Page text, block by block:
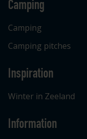
Camping
Camping
Camping pitches
Inspiration
Winter in Zeeland
Information